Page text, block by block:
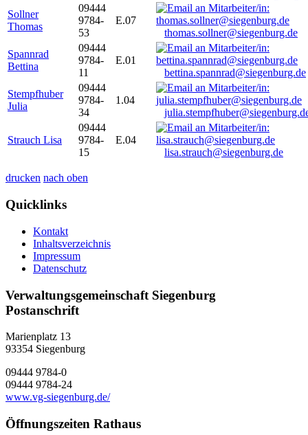
Sollner
Thomas
09444
9784-
53
E.07
thomas.sollner@siegenburg.de
Spannrad
Bettina
09444
9784-
11
E.01
bettina.spannrad@siegenburg.de
Stempfhuber
Julia
09444
9784-
34
1.04
Strauch Lisa
09444
9784-
15
E.04
lisa.strauch@siegenburg.de
drucken nach oben
Quicklinks
Kontakt
Inhaltsverzeichnis
Impressum
Datenschutz
Verwaltungsgemeinschaft Siegenburg
Postanschrift
Marienplatz 13
93354 Siegenburg
09444 9784-0
09444 9784-24
www.vg-siegenburg.de/
Öffnungszeiten Rathaus